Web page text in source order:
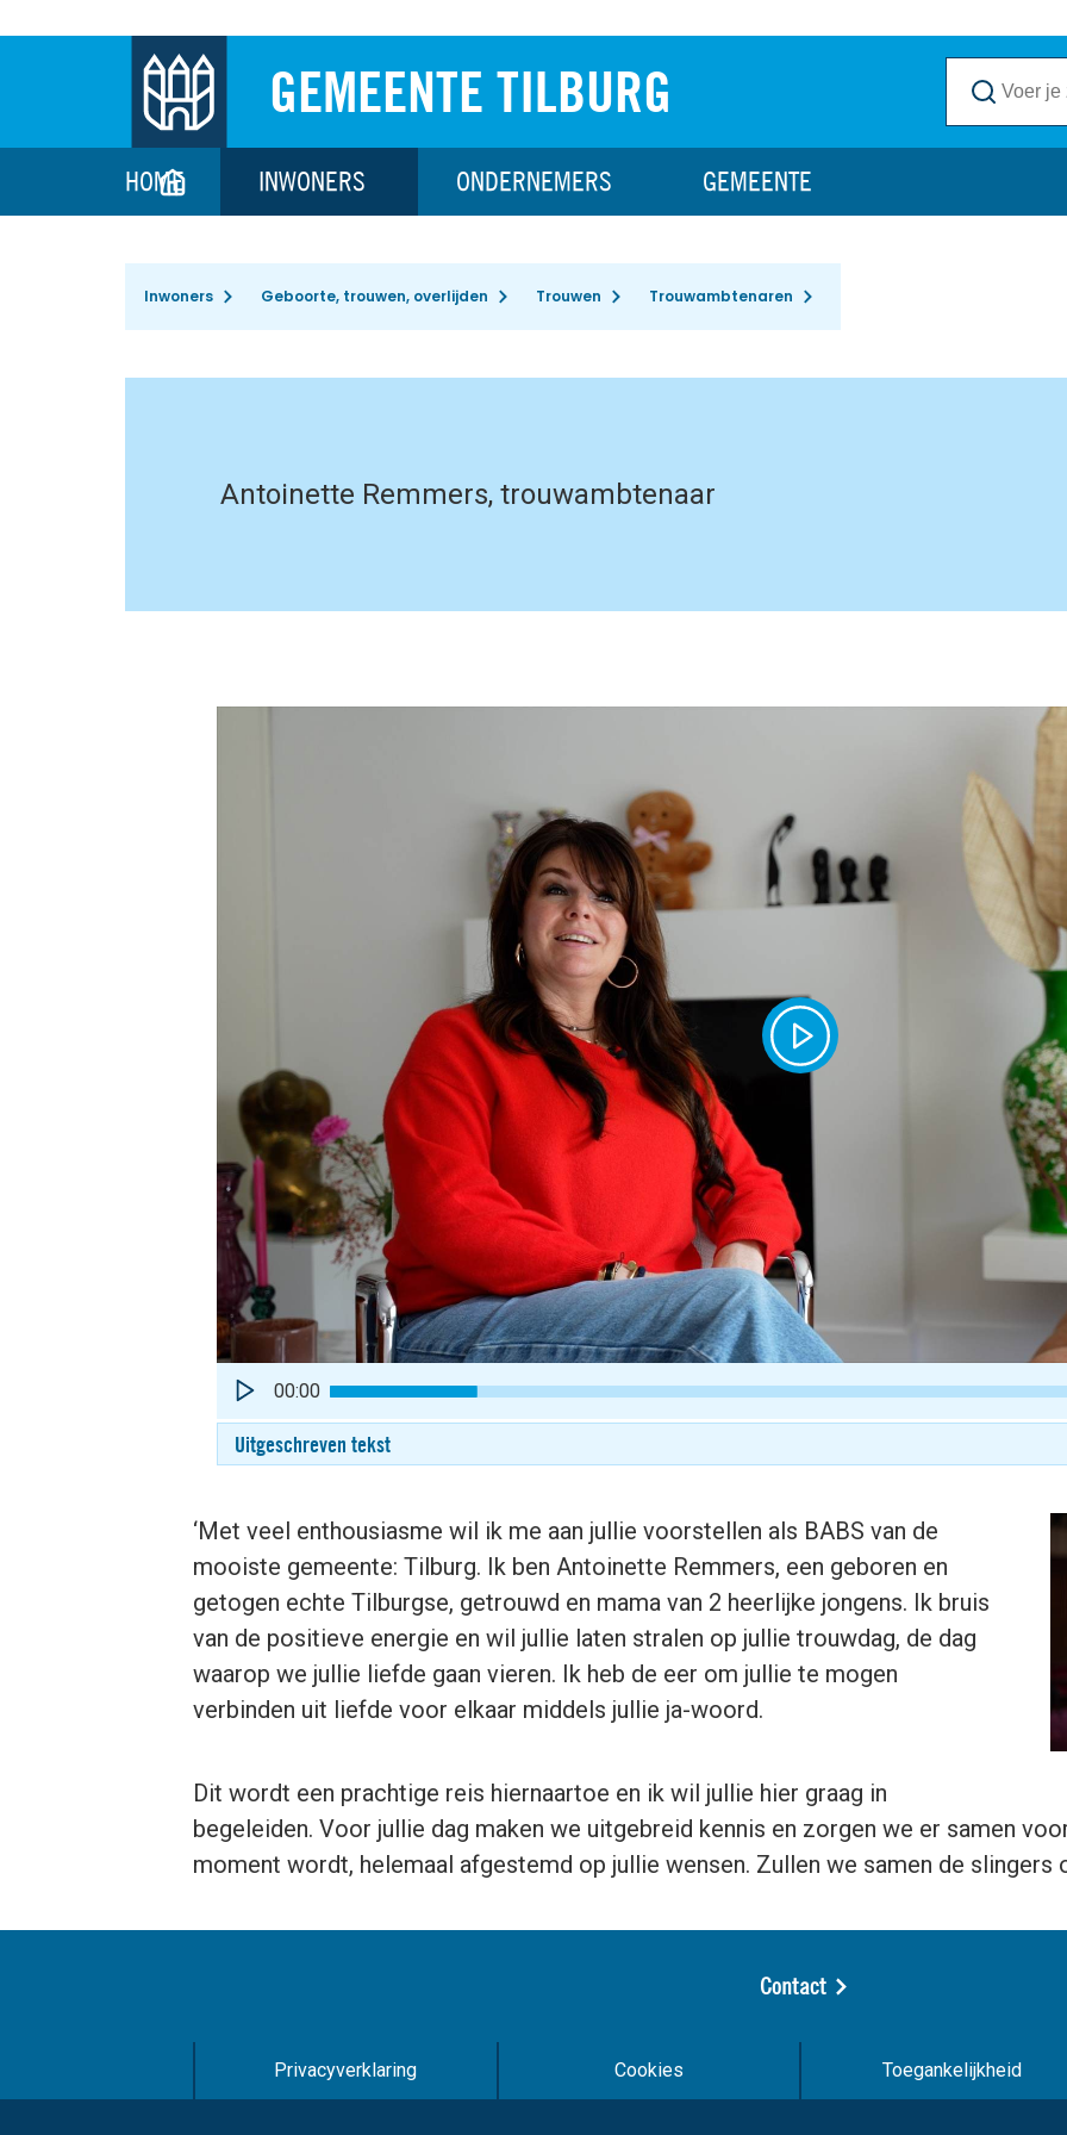
GEMEENTE TILBURG
HOME INWONERS ONDERNEMERS GEMEENTE
Inwoners Geboorte, trouwen, overlijden Trouwen Trouwambtenaren
Antoinette Remmers, trouwambtenaar
00:00
Uitgeschreven tekst
‘Met veel enthousiasme wil ik me aan jullie voorstellen als BABS van de
mooiste gemeente: Tilburg. Ik ben Antoinette Remmers, een geboren en
getogen echte Tilburgse, getrouwd en mama van 2 heerlijke jongens. Ik bruis
van de positieve energie en wil jullie laten stralen op jullie trouwdag, de dag
waarop we jullie liefde gaan vieren. Ik heb de eer om jullie te mogen
verbinden uit liefde voor elkaar middels jullie ja-woord.
Dit wordt een prachtige reis hiernaartoe en ik wil jullie hier graag in
begeleiden. Voor jullie dag maken we uitgebreid kennis en zorgen we er samen
moment wordt, helemaal afgestemd op jullie wensen. Zullen we samen de slingers
Contact
Privacyverklaring Cookies Toegankelijkheid